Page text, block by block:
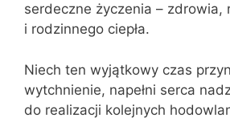
serdeczne życzenia – zdrowia,
i rodzinnego ciepła.
Niech ten wyjątkowy czas
wytchnienie, napełni serca
do realizacji kolejnych